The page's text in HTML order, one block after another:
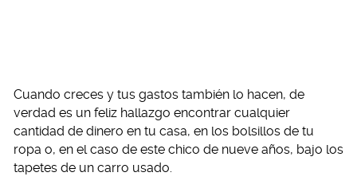
Cuando creces y tus gastos también lo hacen, de
verdad es un feliz hallazgo encontrar cualquier
cantidad de dinero en tu casa, en los bolsillos de tu
ropa o, en el caso de este chico de nueve años, bajo los
tapetes de un carro usado.